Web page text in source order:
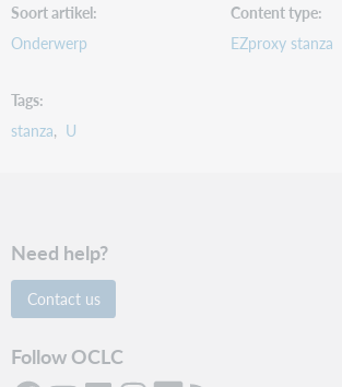
Soort artikel
Onderwerp
Content type
EZproxy stanza
Tags
stanza
U
Need help?
Contact us
Follow OCLC